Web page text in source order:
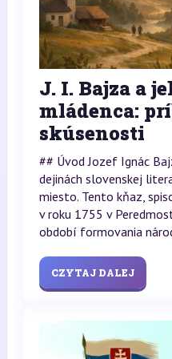
J. I. Bajza a
mládenca:
skúsenosti
## Úvod Jozef Ignác
dejinách slovenskej
miesto. Tento kňaz,
v roku 1755 v
období formovania
CZYTAJ DALEJ